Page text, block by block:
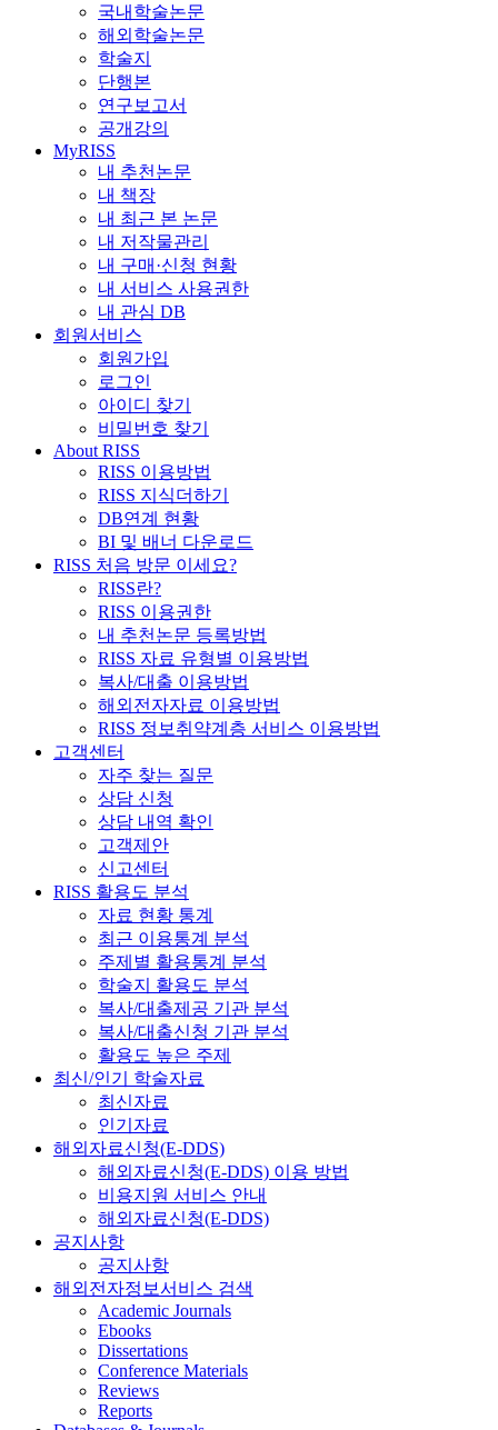
국내학술논문
해외학술논문
학술지
단행본
연구보고서
공개강의
MyRISS
내 추천논문
내 책장
내 최근 본 논문
내 저작물관리
내 구매·신청 현황
내 서비스 사용권한
내 관심 DB
회원서비스
회원가입
로그인
아이디 찾기
비밀번호 찾기
About RISS
RISS 이용방법
RISS 지식더하기
DB연계 현황
BI 및 배너 다운로드
RISS 처음 방문 이세요?
RISS란?
RISS 이용권한
내 추천논문 등록방법
RISS 자료 유형별 이용방법
복사/대출 이용방법
해외전자자료 이용방법
RISS 정보취약계층 서비스 이용방법
고객센터
자주 찾는 질문
상담 신청
상담 내역 확인
고객제안
신고센터
RISS 활용도 분석
자료 현황 통계
최근 이용통계 분석
주제별 활용통계 분석
학술지 활용도 분석
복사/대출제공 기관 분석
복사/대출신청 기관 분석
활용도 높은 주제
최신/인기 학술자료
최신자료
인기자료
해외자료신청(E-DDS)
해외자료신청(E-DDS) 이용 방법
비용지원 서비스 안내
해외자료신청(E-DDS)
공지사항
공지사항
해외전자정보서비스 검색
Academic Journals
Ebooks
Dissertations
Conference Materials
Reviews
Reports